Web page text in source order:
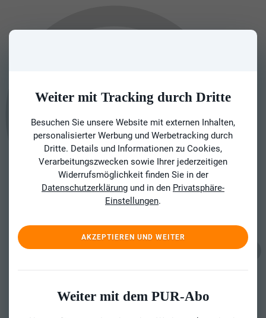
Weiter mit Tracking durch Dritte
Besuchen Sie unsere Website mit externen Inhalten,
personalisierter Werbung und Werbetracking durch
Dritte. Details und Informationen zu Cookies,
Verarbeitungszwecken sowie Ihrer jederzeitigen
Widerrufsmöglichkeit finden Sie in der
Datenschutzerklärung und in den Privatsphäre-
Einstellungen.
AKZEPTIEREN UND WEITER
Weiter mit dem PUR-Abo